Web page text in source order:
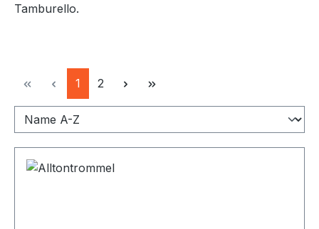
Tamburello.
Seite
1 Seite
2